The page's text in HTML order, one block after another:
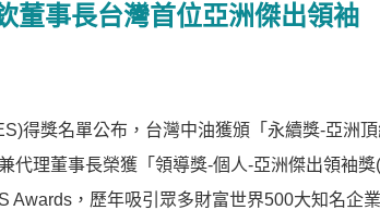
董事長台灣首位亞洲傑出領袖
得獎名單公布，台灣中油獲頒「永續獎-亞洲
代理董事長榮獲「領導獎-個人-亞洲傑出領袖
，歷年吸引眾多財富世界500大知名企